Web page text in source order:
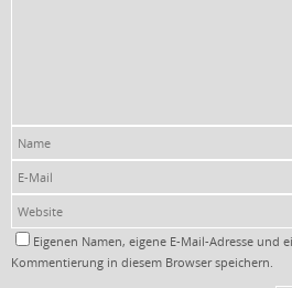
Eigenen Namen, eigene E-Mail-Adresse und
Kommentierung in diesem Browser speichern.